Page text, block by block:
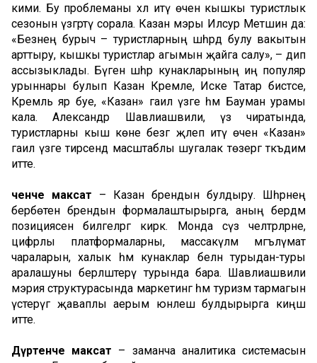
кими. Бу проблеманы хәл итү өчен кышкы туристлык
сезонын үзгәртү сорала. Казан мэры Илсур Метшин да:
«Безнең бурыч – туристларның шәһәрдә булу вакытын
арттыру, кышкы туристлар агымын җайга салу», – дип
ассызыклады. Бүген шәһәр кунакларының иң популяр
урыннары булып Казан Кремле, Иске Татар бистәсе,
Кремль яр буе, «Казан» гаилә үзәге һәм Бауман урамы
кала. Александр Шавлиашвили, үз чиратында,
туристларны кыш көне безгә җәлеп итү өчен «Казан»
гаилә үзәге тирәсендә масштаблы шугалак төзергә тәкъдим
итте.
Өченче максат – Казан брендын булдыру. Шәһәрнең
бербөтен брендын формалаштырырга, аның бердәм
позициясен билгеләргә кирәк. Монда сүз челтәрләрне,
цифрлы платформаларны, массакүләм мәгълүмат
чараларын, халык һәм кунаклар белән турыдан-туры
аралашуны берләштерү турында бара. Шавлиашвили
мэрия структурасында маркетинг һәм туризм тармагын
үстерүгә җаваплы аерым юнәлеш булдырырга киңәш
итте.
Дүртенче максат – заманча аналитика системасын